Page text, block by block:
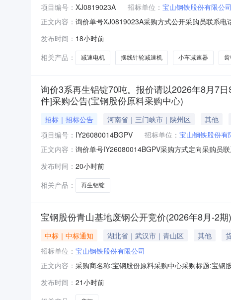
项目编号： XJ0819023A 招标单位： 宝山钢铁股份有限公司
正文内容： 询价单号XJ0819023A采购方式公开采购员联系
比:187;外形尺寸:中心高:290mm;原制造商:常州市
发布时间： 18小时前
相关产品：
减速电机 摆线针轮减速机 小车减速器
询价3系再生铝锭70吨。报价请以2026年8月7
件]采购公告(宝钢股份原料采购中心)
招标｜招标公告 河南省｜三门峡市｜陕州区 其他
项目编号： IY26080014BGPV 招标单位： 宝山钢铁股份有
正文内容： 询价单号IY26080014BGPV采购方式定向采购员
额度：0.0元三、商务条款：定价说明：湿公吨。
发布时间： 20小时前
相关产品：
再生铝锭
宝钢股份青山基地废钢公开竞价(2026年8月-2
中标｜中标通知 湖北省｜武汉市｜青山区 其他
招标单位： 宝山钢铁股份有限公司
正文内容： 采购商名称:宝钢股份原料采购中心采购标题:宝
发布时间： 21小时前